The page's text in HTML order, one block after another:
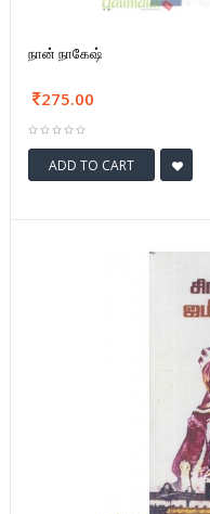
நான் நாகேஷ்
275.00
ADD TO CART